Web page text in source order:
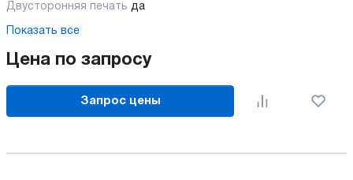
Двусторонняя печать да
Показать все
Цена по запросу
Запрос цены